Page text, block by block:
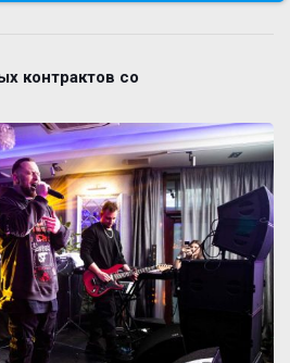
контрактов со